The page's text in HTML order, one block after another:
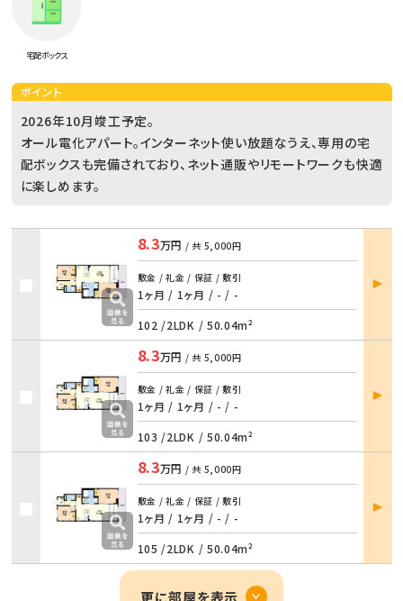
宅配ボックス
ポイント
2026年10月竣工予定。
オール電化アパート。インターネット使い放題なうえ、専用の宅
配ボックスも完備されており、ネット通販やリモートワークも快適
に楽しめます。
8.3万円 / 共 5,000円
敷金 / 礼金 / 保証 / 敷引
1ヶ月 / 1ヶ月 / - / -
102 /2LDK / 50.04m²
部屋
詳細
8.3万円 / 共 5,000円
敷金 / 礼金 / 保証 / 敷引
1ヶ月 / 1ヶ月 / - / -
103 /2LDK / 50.04m²
部屋
詳細
8.3万円 / 共 5,000円
敷金 / 礼金 / 保証 / 敷引
1ヶ月 / 1ヶ月 / - / -
105 /2LDK / 50.04m²
部屋
詳細
更に部屋を表示